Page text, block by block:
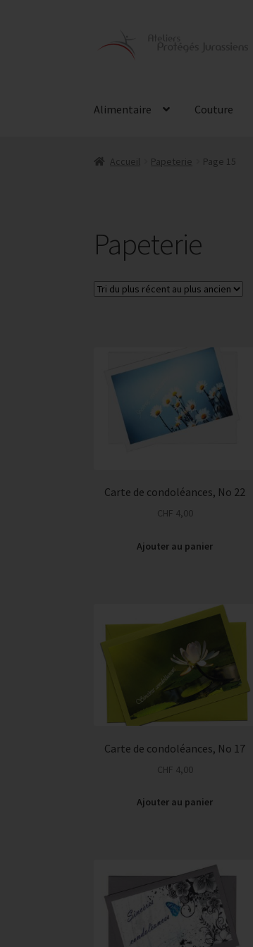
Alimentaire Couture
Accueil Papeterie Page 15
Papeterie
Carte de condoléances, No 22
CHF 4,00
Ajouter au panier
Carte de condoléances, No 17
CHF 4,00
Ajouter au panier